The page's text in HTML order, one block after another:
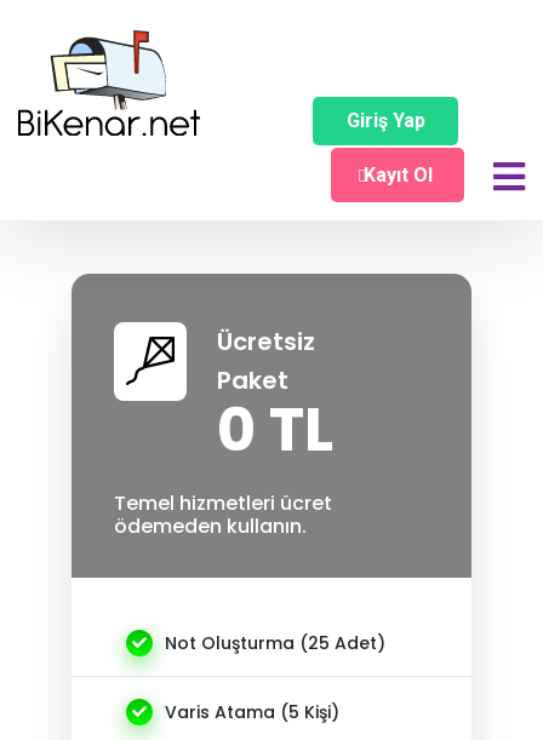
Kayıt Ol
Giriş Yap
Fiyatlandırma
Size özel paketlerimiz
Ücretsiz
Paket
0 TL
Temel hizmetleri ücret
ödemeden kullanın.
Not Oluşturma (25 Adet)
Varis Atama (5 Kişi)